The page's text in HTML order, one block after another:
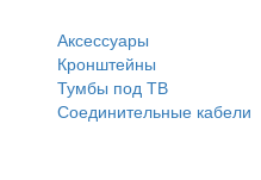
Аксессуары
Кронштейны
Тумбы под ТВ
Соединительные кабели